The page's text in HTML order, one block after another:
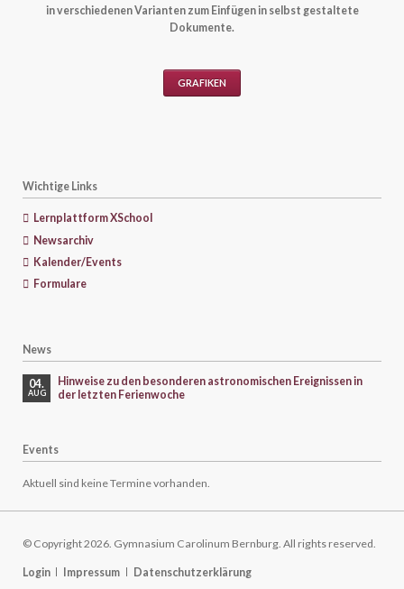
in verschiedenen Varianten zum Einfügen in selbst gestaltete
Dokumente.
GRAFIKEN
Wichtige Links
Lernplattform XSchool
Newsarchiv
Kalender/Events
Formulare
News
04.
AUG
Hinweise zu den besonderen astronomischen Ereignissen in
der letzten Ferienwoche
Events
Aktuell sind keine Termine vorhanden.
© Copyright 2026. Gymnasium Carolinum Bernburg. All rights reserved.
Navigation
Login Impressum Datenschutzerklärung